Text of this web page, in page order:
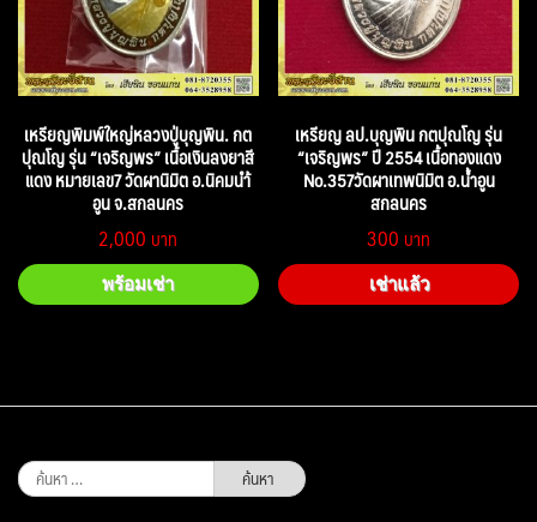
เหรียญพิมพ์ใหญ่หลวงปู่บุญพิน. กต
ปุณโญ รุ่น “เจริญพร” เนื้อเงินลงยาสี
แดง หมายเลข7 วัดผานิมิต อ.นิคมนำ้
อูน จ.สกลนคร
2,000
พร้อมเช่า
เหรียญ ลป.บุญพิน กตปุณโญ รุ่น
“เจริญพร” ปี 2554 เนื้อทองแดง
No.357วัดผาเทพนิมิต อ.น้ำอูน
สกลนคร
300
เช่าแล้ว
ค้นหา
สำหรับ: